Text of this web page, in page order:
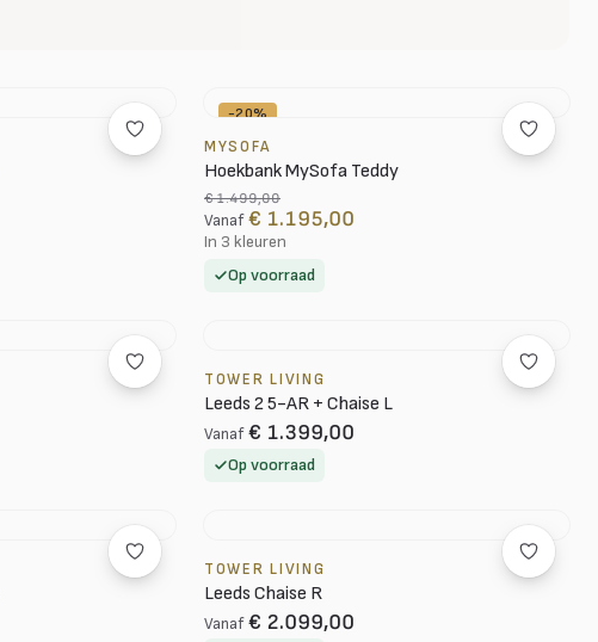
-20%
MYSOFA
Hoekbank MySofa Teddy
€ 1.499,00
Vanaf € 1.195,00
In 3 kleuren
Op voorraad
TOWER LIVING
Leeds 2 5-AR + Chaise L
Vanaf € 1.399,00
Op voorraad
TOWER LIVING
Leeds Chaise R
Vanaf € 2.099,00